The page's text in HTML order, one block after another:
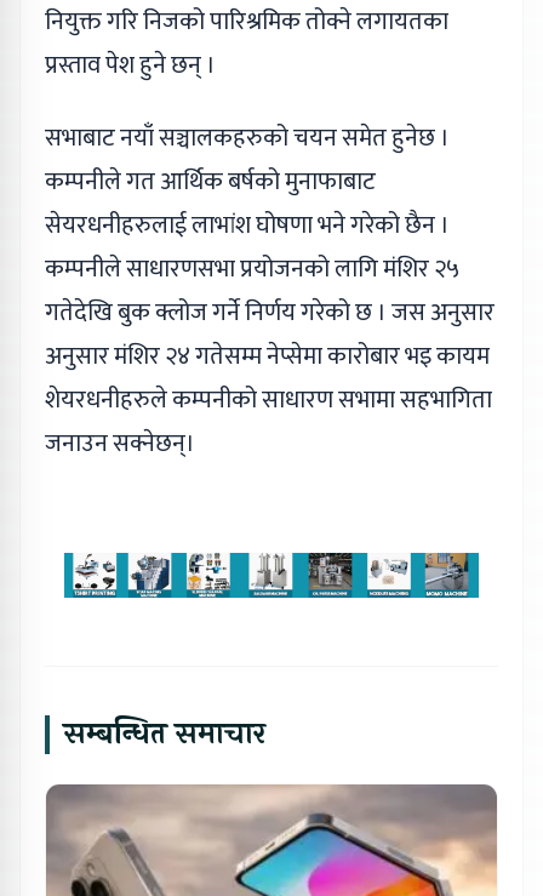
नियुक्त गरि निजको पारिश्रमिक तोक्ने लगायतका
प्रस्ताव पेश हुने छन् ।
सभाबाट नयाँ सञ्चालकहरुको चयन समेत हुनेछ ।
कम्पनीले गत आर्थिक बर्षको मुनाफाबाट
सेयरधनीहरुलाई लाभांश घोषणा भने गरेको छैन ।
कम्पनीले साधारणसभा प्रयोजनको लागि मंशिर २५
गतेदेखि बुक क्लोज गर्ने निर्णय गरेको छ । जस अनुसार
अनुसार मंशिर २४ गतेसम्म नेप्सेमा कारोबार भइ कायम
शेयरधनीहरुले कम्पनीको साधारण सभामा सहभागिता
जनाउन सक्नेछन्।
सम्बन्धित समाचार